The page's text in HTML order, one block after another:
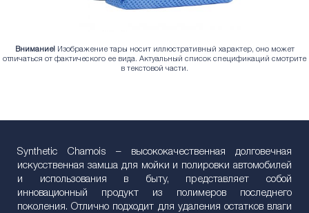
Внимание! Изображение тары носит иллюстративный характер, оно может
отличаться от фактического ее вида. Актуальный список спецификаций смотрите
в текстовой части.
Synthetic Chamois – высококачественная долговечная
искусственная замша для мойки и полировки автомобилей
и использования в быту, представляет собой
инновационный продукт из полимеров последнего
поколения. Отлично подходит для удаления остатков влаги